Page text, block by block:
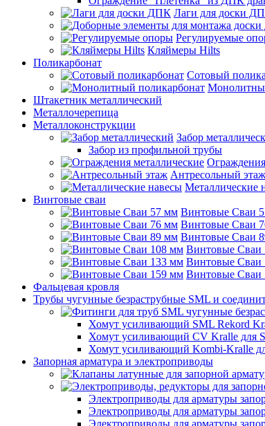
Лаги для доски
Регулируемые
Кляймеры Hilts
Поликарбонат
Сотовый
Штакетник металлический
Металлочерепица
Металлоконструкции
Забор
Забор из профильной трубы
Антресольный этаж
Металлические
Винтовые сваи
Винтовые Сваи
Винтовые Сваи
Винтовые Сваи
Винтовые Сваи
Винтовые Сваи
Винтовые Сваи
Фальцевая кровля
Трубы чугунные безраструбные SML и
Хомут усиливающий SML Rekord
Хомут усиливающий CV Kralle для
Хомут усиливающий Kombi-Kralle
Запорная арматура и электроприводы
Электроприводы для арматуры
Электроприводы для арматуры
Электроприводы для арматуры